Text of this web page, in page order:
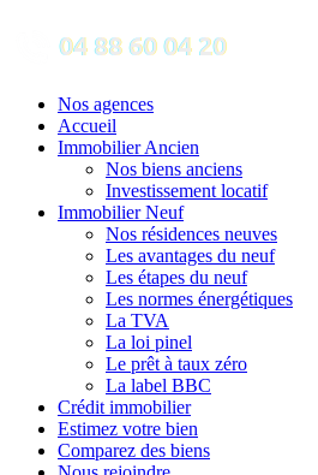
Nos agences
Accueil
Immobilier Ancien
Nos biens anciens
Investissement locatif
Immobilier Neuf
Nos résidences neuves
Les avantages du neuf
Les étapes du neuf
Les normes énergétiques
La TVA
La loi pinel
Le prêt à taux zéro
La label BBC
Crédit immobilier
Estimez votre bien
Comparez des biens